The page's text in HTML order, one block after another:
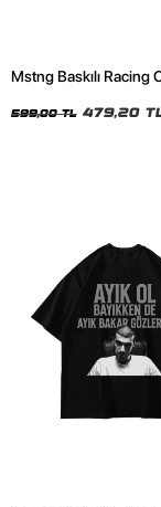
Mstng Baskılı Racing
599,00 TL 479,20